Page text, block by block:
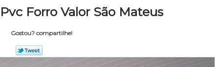
Pvc Forro Valor São Mateus
Gostou? compartilhe!